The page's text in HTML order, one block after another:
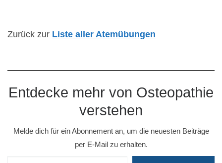
Zurück zur Liste aller Atemübungen
Entdecke mehr von Osteopathie
verstehen
Melde dich für ein Abonnement an, um die neuesten Beiträge
per E-Mail zu erhalten.
Gib deine E-Mail-Adresse ein ...